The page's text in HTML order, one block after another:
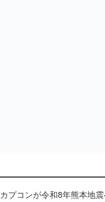
カプコンが令和8年熊本地